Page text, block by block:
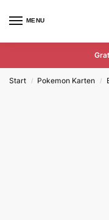
MENU
Start / Pokemon Karten /